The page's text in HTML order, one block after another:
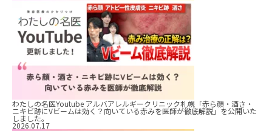
わたしの名医Youtube アルバアレルギークリニック札幌「赤ら顔・酒さ・
ニキビ跡にVビームは効く？向いている赤みを医師が徹底解説」を公開いた
しました。
2026.07.17